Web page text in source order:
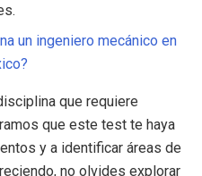
un ingeniero mecánico en
que requiere
que este test te haya
y a identificar áreas de
no olvides explorar